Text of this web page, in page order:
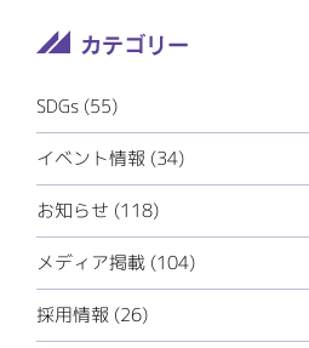
SDGs (55)
イベント情報 (34)
お知らせ (118)
メディア掲載 (104)
採用情報 (26)